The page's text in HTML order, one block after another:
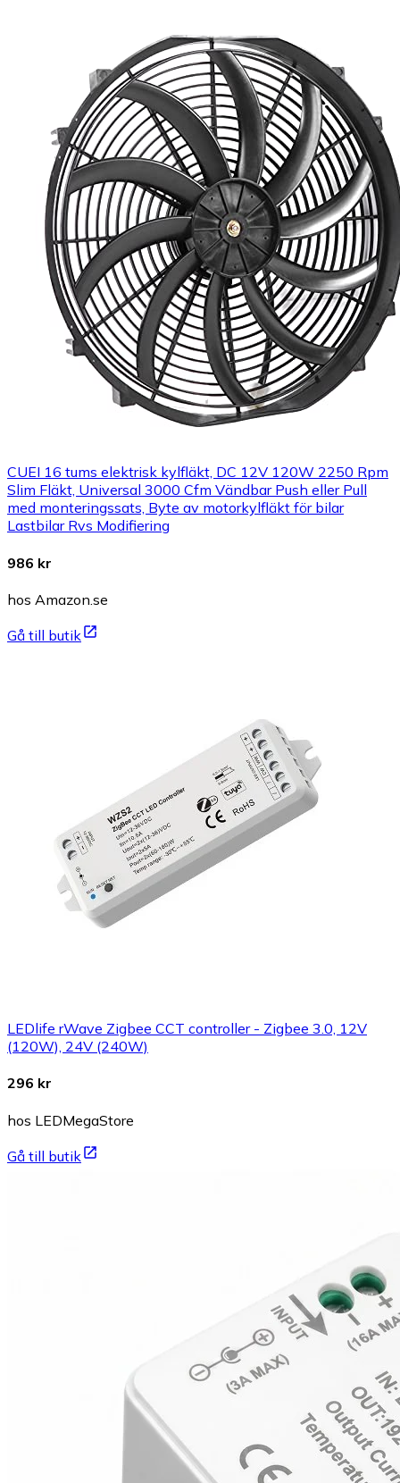
CUEI 16 tums elektrisk kylfläkt, DC 12V 120W 2250 Rpm
Slim Fläkt, Universal 3000 Cfm Vändbar Push eller Pull
med monteringssats, Byte av motorkylfläkt för bilar
Lastbilar Rvs Modifiering
986 kr
hos Amazon.se
Gå till butik
LEDlife rWave Zigbee CCT controller - Zigbee 3.0, 12V
(120W), 24V (240W)
296 kr
hos LEDMegaStore
Gå till butik